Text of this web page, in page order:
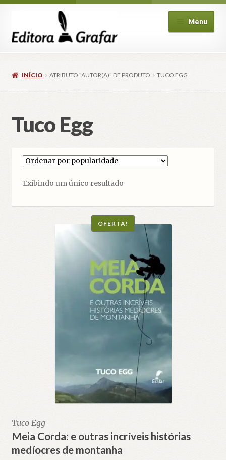
para
navegação
para
o
conteúdo
Menu
INÍCIO ATRIBUTO "AUTOR(A)" DE PRODUTO TUCO EGG
Tuco Egg
Exibindo um único resultado
Tuco Egg
Meia Corda: e outras incríveis histórias
medíocres de montanha
OFERTA!